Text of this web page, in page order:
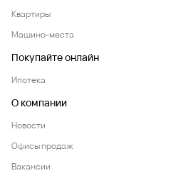
Квартиры
Машино-места
Покупайте онлайн
Ипотека
О компании
Новости
Офисы продаж
Вакансии